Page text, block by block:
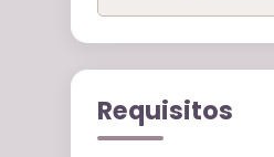
Requisitos